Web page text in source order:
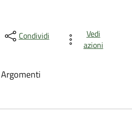
Condividi
Vedi
azioni
Argomenti